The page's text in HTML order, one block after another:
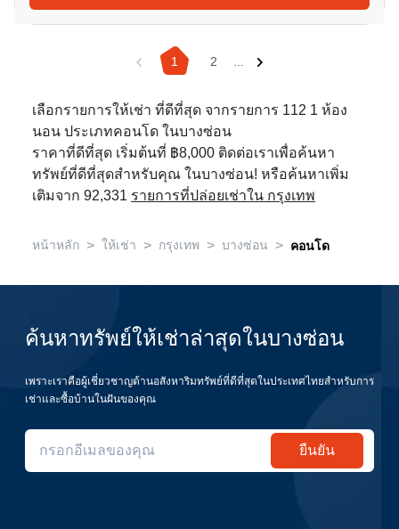
1 2 ...
เลือกรายการให้เช่า ที่ดีที่สุด จากรายการ 112 1 ห้อง
นอน ประเภทคอนโด ในบางซ่อน
ราคาที่ดีที่สุด เริ่มต้นที่ ฿8,000 ติดต่อเราเพื่อค้นหา
ทรัพย์ที่ดีที่สุดสำหรับคุณ ในบางซ่อน! หรือค้นหาเพิ่ม
เติมจาก 92,331 รายการที่ปล่อยเช่าใน กรุงเทพ
หน้าหลัก > ให้เช่า > กรุงเทพ > บางซ่อน > คอนโด
ค้นหาทรัพย์ให้เช่าล่าสุดในบางซ่อน
เพราะเราคือผู้เชี่ยวชาญด้านอสังหาริมทรัพย์ที่ดีที่สุดในประเทศไทยสำหรับการ
เช่าและซื้อบ้านในฝันของคุณ
ยืนยัน